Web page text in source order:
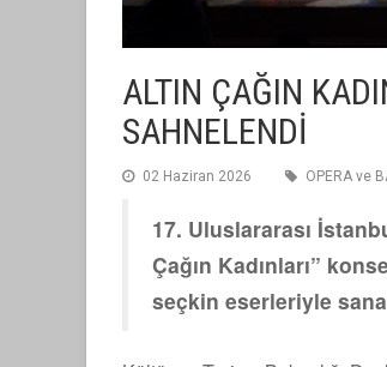
ALTIN ÇAĞIN
SAHNELENDİ
02 Haziran 2026 OPERA ve
17. Uluslararası
Çağın Kadınları”
seçkin eserleriyle